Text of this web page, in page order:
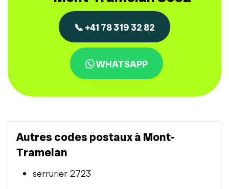
📞 +41 78 319 32 82
WHATSAPP
Autres codes postaux à Mont-
Tramelan
serrurier 2723